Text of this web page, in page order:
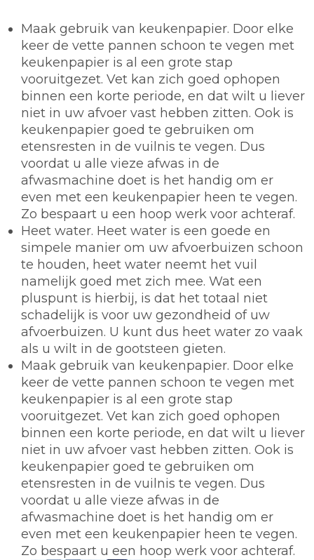
Maak gebruik van keukenpapier. Door elke
keer de vette pannen schoon te vegen met
keukenpapier is al een grote stap
vooruitgezet. Vet kan zich goed ophopen
binnen een korte periode, en dat wilt u liever
niet in uw afvoer vast hebben zitten. Ook is
keukenpapier goed te gebruiken om
etensresten in de vuilnis te vegen. Dus
voordat u alle vieze afwas in de
afwasmachine doet is het handig om er
even met een keukenpapier heen te vegen.
Zo bespaart u een hoop werk voor achteraf.
Heet water. Heet water is een goede en
simpele manier om uw afvoerbuizen schoon
te houden, heet water neemt het vuil
namelijk goed met zich mee. Wat een
pluspunt is hierbij, is dat het totaal niet
schadelijk is voor uw gezondheid of uw
afvoerbuizen. U kunt dus heet water zo vaak
als u wilt in de gootsteen gieten.
Maak gebruik van keukenpapier. Door elke
keer de vette pannen schoon te vegen met
keukenpapier is al een grote stap
vooruitgezet. Vet kan zich goed ophopen
binnen een korte periode, en dat wilt u liever
niet in uw afvoer vast hebben zitten. Ook is
keukenpapier goed te gebruiken om
etensresten in de vuilnis te vegen. Dus
voordat u alle vieze afwas in de
afwasmachine doet is het handig om er
even met een keukenpapier heen te vegen.
Zo bespaart u een hoop werk voor achteraf.